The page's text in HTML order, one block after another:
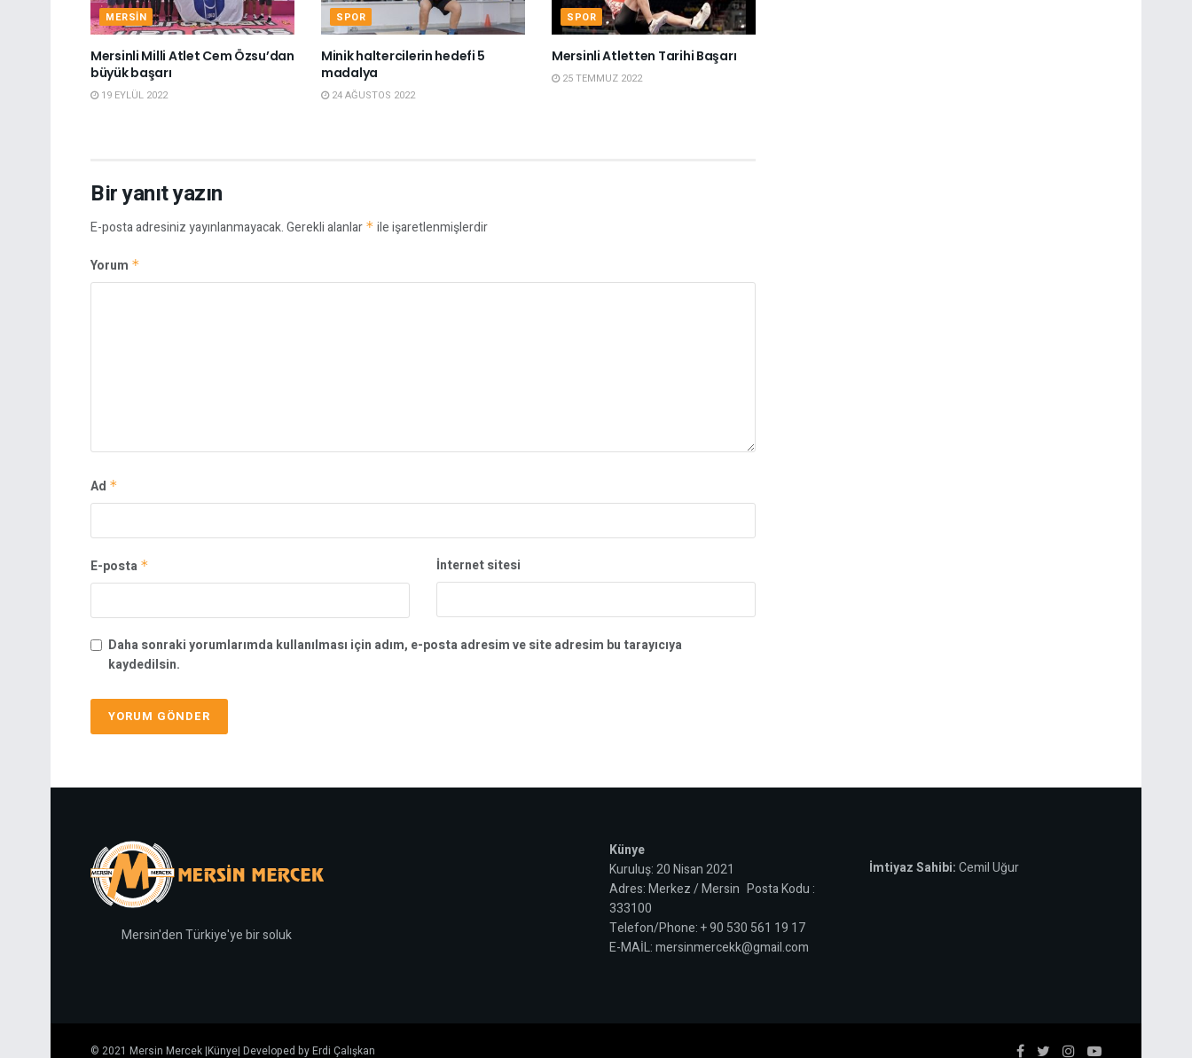
MERSIN
Mersinli Milli Atlet Cem Özsu’dan
büyük başarı
19 EYLÜL 2022
SPOR
Minik haltercilerin hedefi 5
madalya
24 AĞUSTOS 2022
SPOR
Mersinli Atletten Tarihi Başarı
25 TEMMUZ 2022
Bir yanıt yazın
E-posta adresiniz yayınlanmayacak.Gerekli alanlar * ile işaretlenmişlerdir
Yorum *
Ad *
E-posta * İnternet sitesi
Daha sonraki yorumlarımda kullanılması için adım, e-posta adresim ve site adresim bu tarayıcıya
kaydedilsin.
Mersin'den Türkiye'ye bir soluk
Künye
Kuruluş: 20 Nisan 2021
Adres: Merkez / Mersin Posta Kodu :
333100
Telefon/Phone: + 90 530 561 19 17
E-MAİL: mersinmercekk@gmail.com
İmtiyaz Sahibi:Cemil Uğur
© 2021 Mersin Mercek|Künye| Developed byErdi Çalışkan